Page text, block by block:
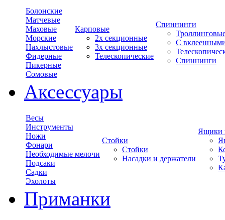
Болонские
Матчевые
Маховые
Морские
Нахлыстовые
Фидерные
Пикерные
Сомовые
Карповые
2х секционные
3х секционные
Телескопические
Спиннинги
С
Спиннинги
Аксессуары
Весы
Инструменты
Ножи
Фонари
Необходимые мелочи
Подсаки
Садки
Эхолоты
Стойки
Стойки
Насадки и держатели
Ящики
Приманки